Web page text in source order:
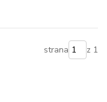
strana z 1